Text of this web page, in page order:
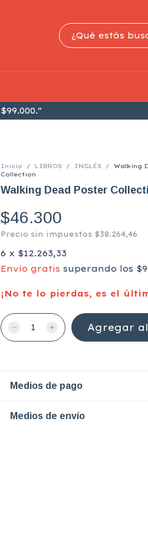
Inicio / LIBROS / INGLÉS /
Walking
Collection
Walking Dead Poster
$46.300
Precio sin impuestos $38.264,46
6 x $12.263,33
Envío gratis superando los
¡No te lo pierdas, es el
Medios de pago
Medios de envío